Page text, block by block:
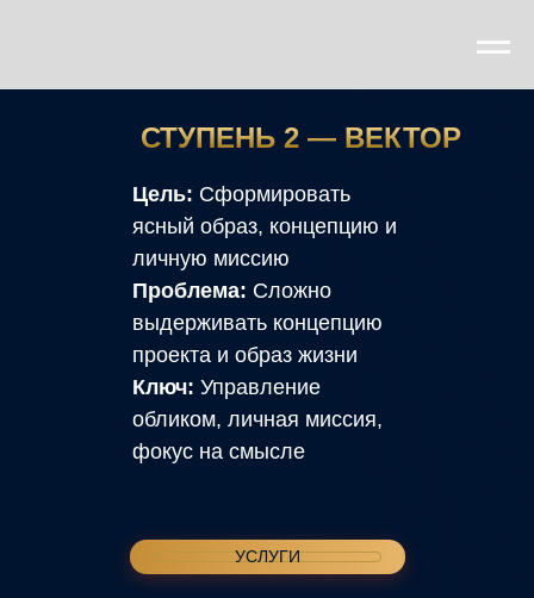
СТУПЕНЬ 2 — ВЕКТОР
Цель: Сформировать
ясный образ, концепцию и
личную миссию
Проблема: Сложно
выдерживать концепцию
проекта и образ жизни
Ключ: Управление
обликом, личная миссия,
фокус на смысле
УСЛУГИ